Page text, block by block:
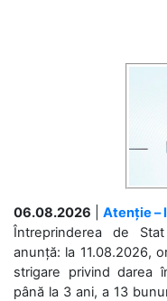
06.08.2026
Atenție –
Întreprinderea de
anunță: la 11.08.2026,
strigare privind darea
până la 3 ani, a 13